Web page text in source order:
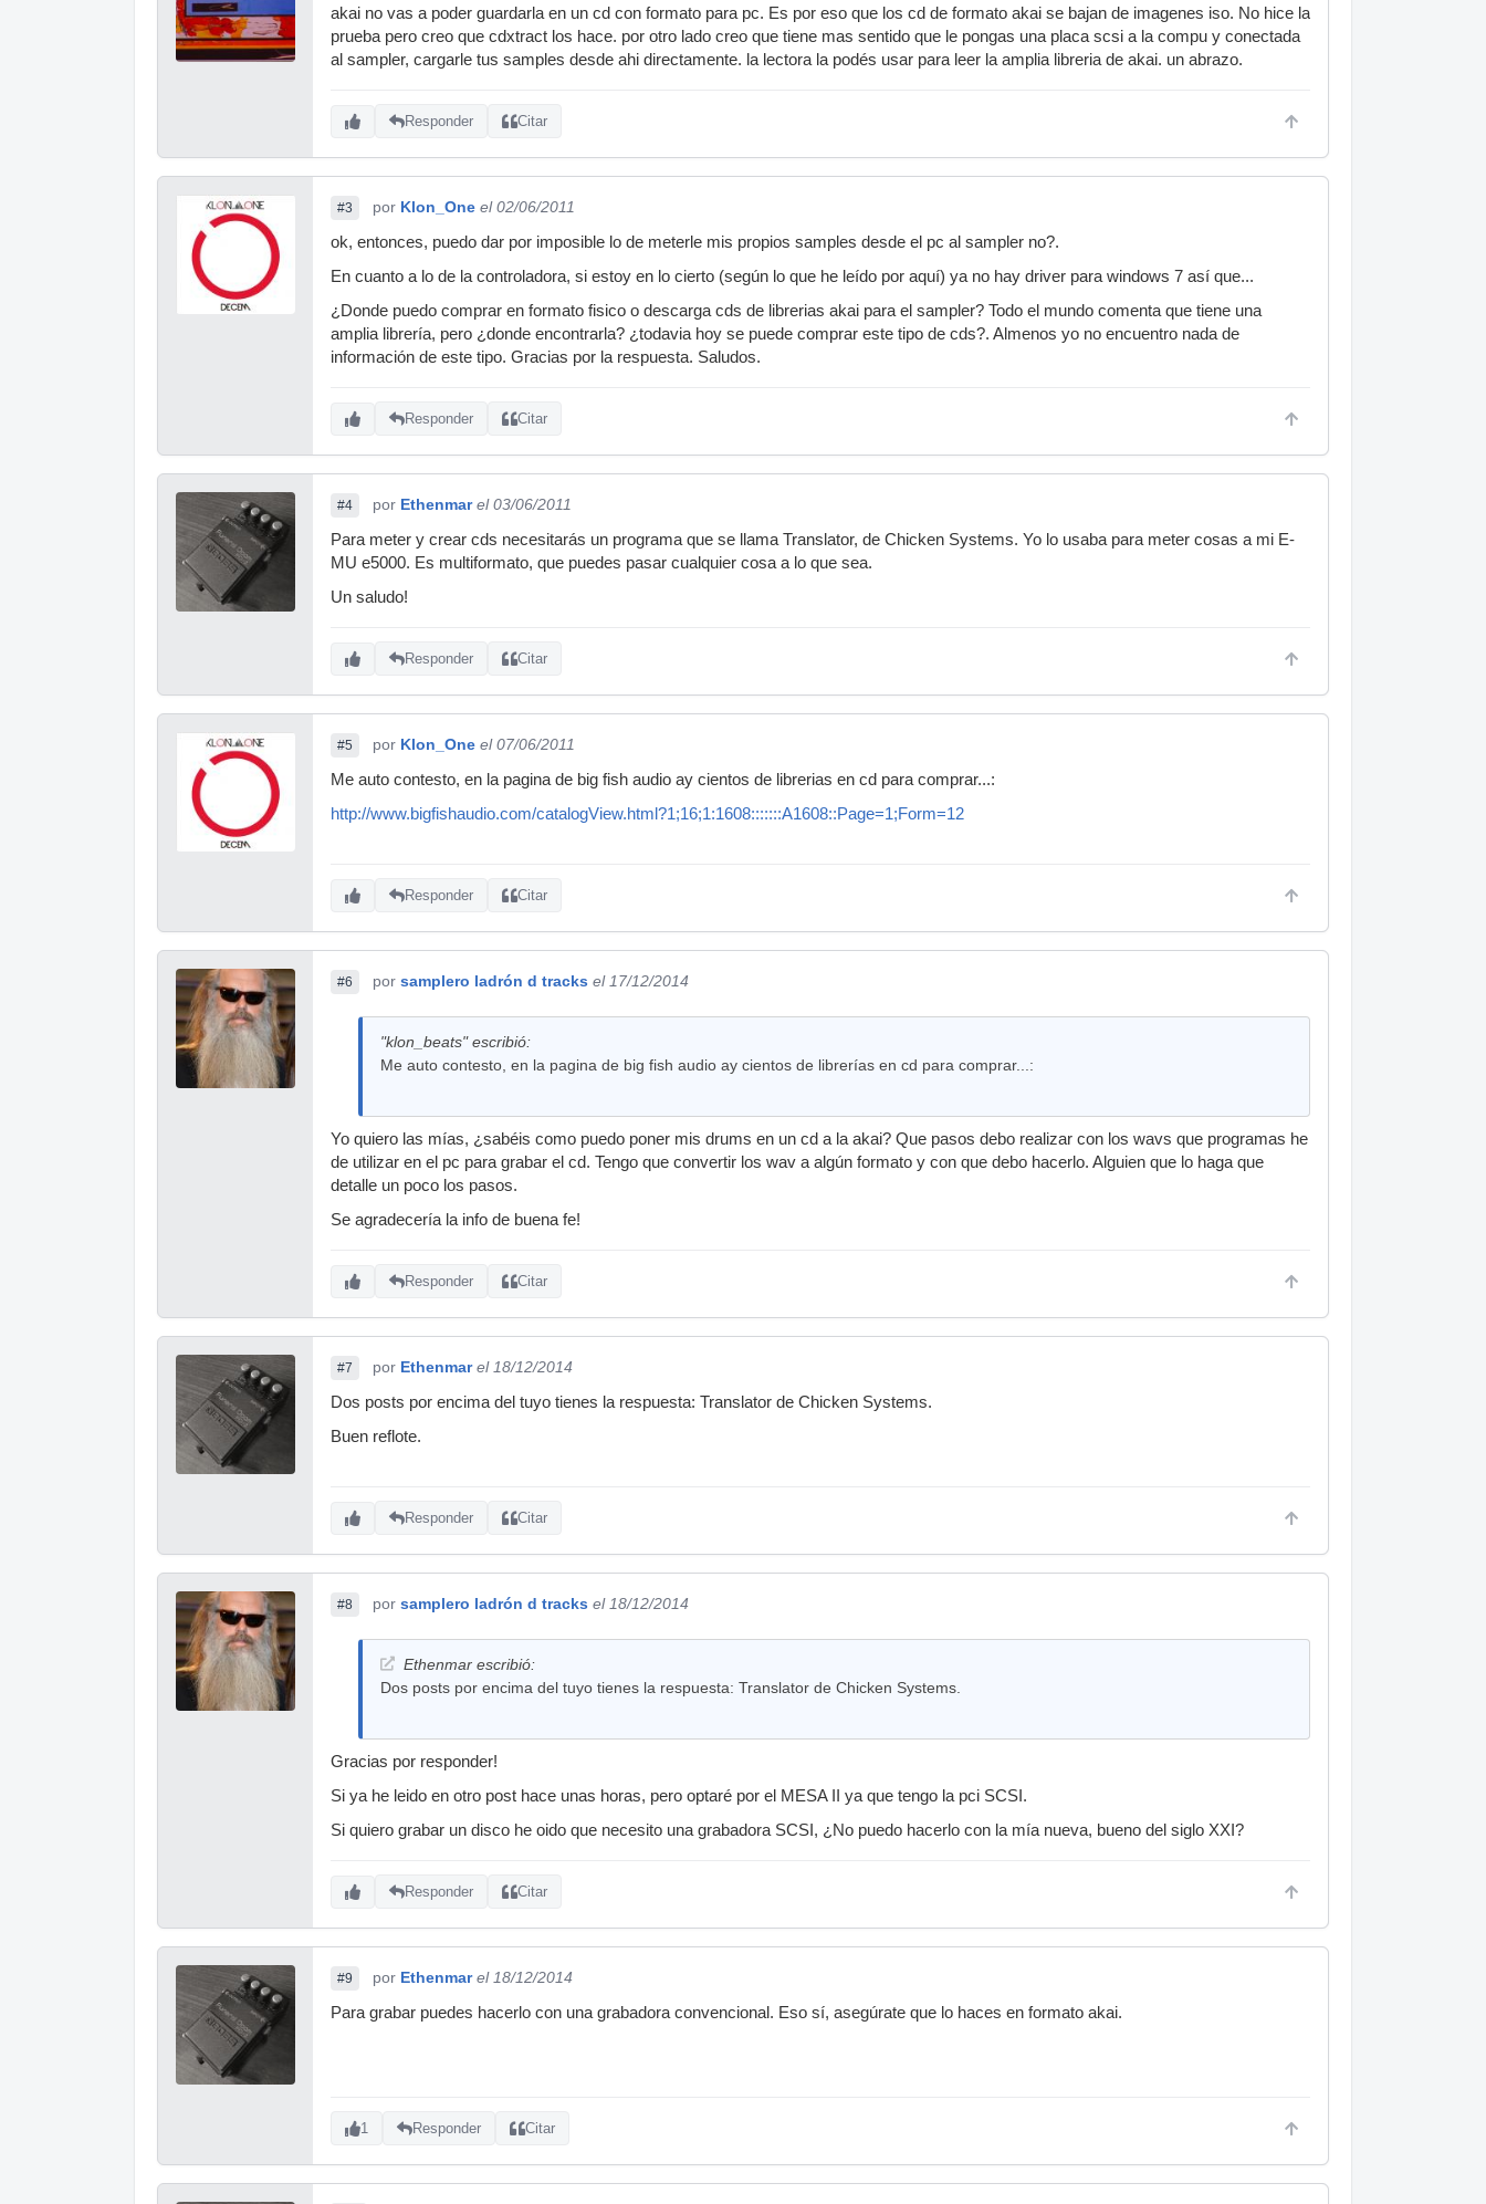
akai no vas a poder guardarla en un cd con formato para pc. Es por eso que los cd de formato akai se bajan de imagenes iso. No hice la
prueba pero creo que cdxtract los hace. por otro lado creo que tiene mas sentido que le pongas una placa scsi a la compu y conectada
al sampler, cargarle tus samples desde ahi directamente. la lectora la podés usar para leer la amplia libreria de akai. un abrazo.
Responder Citar
#3 por Klon_One el 02/06/2011
ok, entonces, puedo dar por imposible lo de meterle mis propios samples desde el pc al sampler no?.
En cuanto a lo de la controladora, si estoy en lo cierto (según lo que he leído por aquí) ya no hay driver para windows 7 así que...
¿Donde puedo comprar en formato fisico o descarga cds de librerias akai para el sampler? Todo el mundo comenta que tiene una
amplia librería, pero ¿donde encontrarla? ¿todavia hoy se puede comprar este tipo de cds?. Almenos yo no encuentro nada de
información de este tipo. Gracias por la respuesta. Saludos.
Responder Citar
#4 por Ethenmar el 03/06/2011
Para meter y crear cds necesitarás un programa que se llama Translator, de Chicken Systems. Yo lo usaba para meter cosas a mi E-
MU e5000. Es multiformato, que puedes pasar cualquier cosa a lo que sea.
Un saludo!
Responder Citar
#5 por Klon_One el 07/06/2011
Me auto contesto, en la pagina de big fish audio ay cientos de librerias en cd para comprar...:
http://www.bigfishaudio.com/catalogView.html?1;16;1:1608:::::::A1608::Page=1;Form=12
Responder Citar
#6 por samplero ladrón d tracks el 17/12/2014
"klon_beats" escribió:
Me auto contesto, en la pagina de big fish audio ay cientos de librerías en cd para comprar...:
Yo quiero las mías, ¿sabéis como puedo poner mis drums en un cd a la akai? Que pasos debo realizar con los wavs que programas he
de utilizar en el pc para grabar el cd. Tengo que convertir los wav a algún formato y con que debo hacerlo. Alguien que lo haga que
detalle un poco los pasos.
Se agradecería la info de buena fe!
Responder Citar
#7 por Ethenmar el 18/12/2014
Dos posts por encima del tuyo tienes la respuesta: Translator de Chicken Systems.
Buen reflote.
Responder Citar
#8 por samplero ladrón d tracks el 18/12/2014
Ethenmar escribió:
Dos posts por encima del tuyo tienes la respuesta: Translator de Chicken Systems.
Gracias por responder!
Si ya he leido en otro post hace unas horas, pero optaré por el MESA II ya que tengo la pci SCSI.
Si quiero grabar un disco he oido que necesito una grabadora SCSI, ¿No puedo hacerlo con la mía nueva, bueno del siglo XXI?
Responder Citar
#9 por Ethenmar el 18/12/2014
Para grabar puedes hacerlo con una grabadora convencional. Eso sí, asegúrate que lo haces en formato akai.
1 Responder Citar